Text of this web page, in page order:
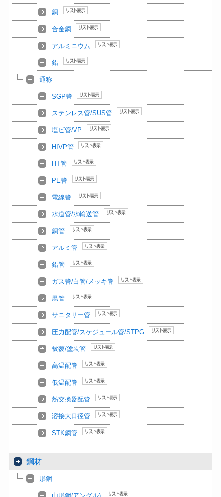
銅
合金鋼
アルミニウム
鉛
通称
SGP管
ステンレス管/SUS管
塩ビ管/VP
HIVP管
HT管
PE管
電線管
水道管/水輸送管
銅管
アルミ管
鉛管
ガス管/白管/メッキ管
黒管
サニタリー管
圧力配管/スケジュール管/STPG
被覆/塗装管
高温配管
低温配管
熱交換器配管
溶接大口径管
STK鋼管
鋼材
形鋼
山形鋼(アングル)